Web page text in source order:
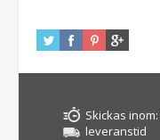
Skickas inom:
leveranstid